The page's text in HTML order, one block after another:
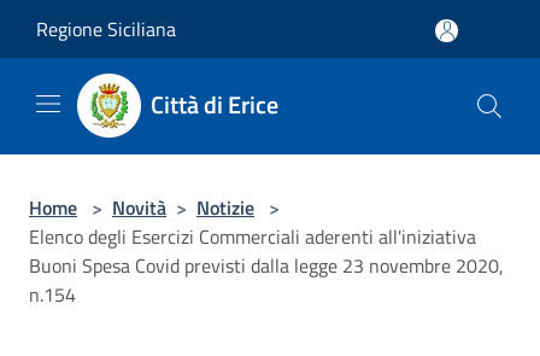
Regione Siciliana
Città di Erice
Home > Novità > Notizie >
Elenco degli Esercizi Commerciali aderenti all'iniziativa
Buoni Spesa Covid previsti dalla legge 23 novembre 2020,
n.154